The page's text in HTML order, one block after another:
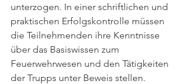
unterzogen. In einer schriftlichen und
praktischen Erfolgskontrolle müssen
die Teilnehmenden ihre Kenntnisse
über das Basiswissen zum
Feuerwehrwesen und den Tätigkeiten
der Trupps unter Beweis stellen.